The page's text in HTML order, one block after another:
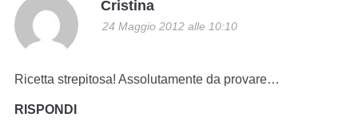
Cristina
24 Maggio 2012 alle 10:10
Ricetta strepitosa! Assolutamente da provare…
RISPONDI